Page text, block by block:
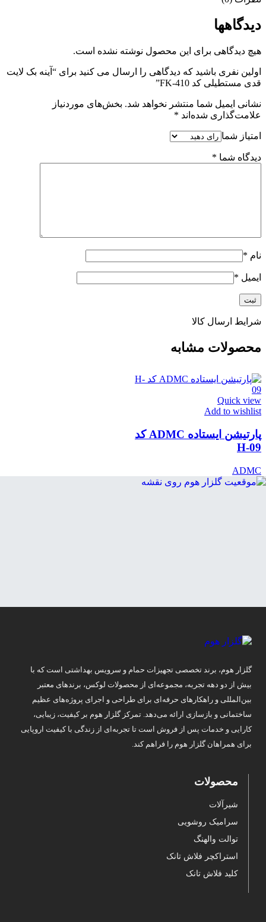
دیدگاهها
هیچ دیدگاهی برای این محصول نوشته نشده است.
اولین نفری باشید که دیدگاهی را ارسال می کنید برای “آینه بک لایت
قدی مستطیلی کد FK-410”
نشانی ایمیل شما منتشر نخواهد شد. بخش‌های موردنیاز
علامت‌گذاری شده‌اند *
امتیاز شما
دیدگاه شما *
نام *
ایمیل *
شرایط ارسال کالا
محصولات مشابه
Quick view
Add to wishlist
پارتیشن ایستاده ADMC کد
H-09
ADMC
گلزار هوم، برند تخصصی تجهیزات حمام و سرویس بهداشتی است که با
بیش از دو دهه تجربه، مجموعه‌ای از محصولات لوکس، برندهای معتبر
بین‌المللی و راهکارهای حرفه‌ای برای طراحی و اجرای پروژه‌های عظیم
ساختمانی و بازسازی ارائه می‌دهد. تمرکز گلزار هوم بر کیفیت، زیبایی،
کارایی و خدمات پس از فروش است تا تجربه‌ای از زندگی با کیفیت اروپایی
برای همراهان گلزار هوم را فراهم کند.
محصولات
شیرآلات
سرامیک روشویی
توالت والهنگ
استراکچر فلاش تانک
کلید فلاش تانک